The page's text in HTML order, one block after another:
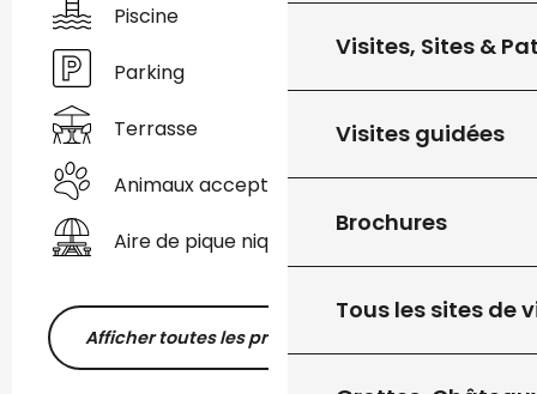
Visites, Sites &
Visites guidées
Brochures
Tous les sites de
Piscine
Parking
Terrasse
Animaux acceptés
Aire de pique nique
Afficher toutes les prestations